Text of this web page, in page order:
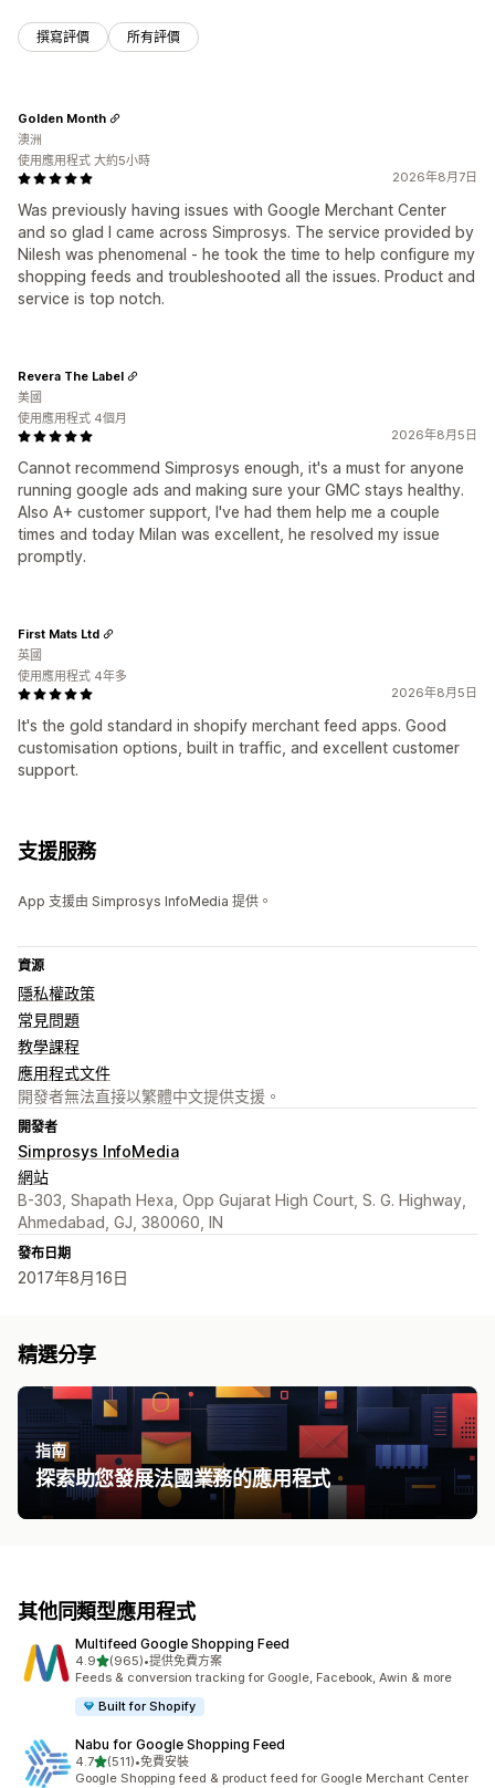
撰寫評價 所有評價
2026年8月7日
Was previously having issues with Google Merchant Center
and so glad I came across Simprosys. The service provided by
Nilesh was phenomenal - he took the time to help configure my
shopping feeds and troubleshooted all the issues. Product and
service is top notch.
Golden Month
澳洲
使用應用程式 大約5小時
2026年8月5日
Cannot recommend Simprosys enough, it's a must for anyone
running google ads and making sure your GMC stays healthy.
Also A+ customer support, I've had them help me a couple
times and today Milan was excellent, he resolved my issue
promptly.
Revera The Label
美國
使用應用程式 4個月
2026年8月5日
It's the gold standard in shopify merchant feed apps. Good
customisation options, built in traffic, and excellent customer
support.
First Mats Ltd
英國
使用應用程式 4年多
支援服務
App 支援由 Simprosys InfoMedia 提供。
資源
隱私權政策
常見問題
教學課程
應用程式文件
開發者無法直接以繁體中文提供支援。
開發者
Simprosys InfoMedia
網站
B-303, Shapath Hexa, Opp Gujarat High Court, S. G. Highway,
Ahmedabad, GJ, 380060, IN
發布日期
2017年8月16日
精選分享
指南
探索助您發展法國業務的應用程式
其他同類型應用程式
Multifeed Google Shopping Feed
4.9滿分 5 顆星
(965)
共有 965 則評價
•提供免費方案
Feeds & conversion tracking for Google, Facebook, Awin & more
Built for Shopify
Nabu for Google Shopping Feed
4.7滿分 5 顆星
(511)
共有 511 則評價
•免費安裝
Google Shopping feed & product feed for Google Merchant Center